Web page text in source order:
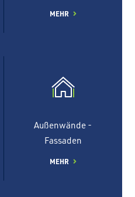
MEHR
Außenwände -
Fassaden
MEHR